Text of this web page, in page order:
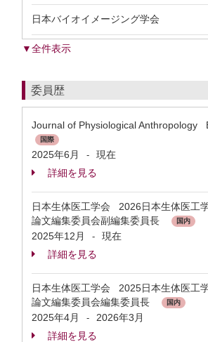
日本バイオイメージング学会
▼全件表示
委員歴
Journal of Physiological Anthropology
国際
2025年6月 -
現在
詳細を見る
日本生体医工学会 2026日本生体医工
論文編集委員会副編集委員長
国内
2025年12月 -
現在
詳細を見る
日本生体医工学会 2025日本生体医工
論文編集委員会編集委員長
国内
2025年4月 -
2026年3月
詳細を見る